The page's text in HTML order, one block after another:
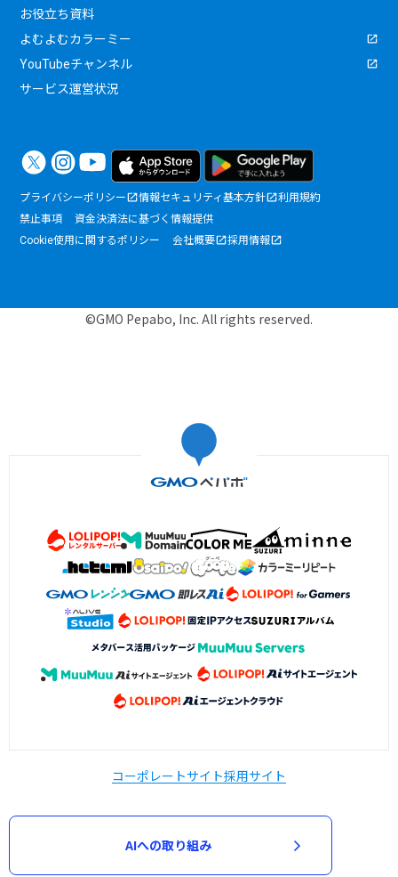
お役立ち資料
よむよむカラーミー
YouTubeチャンネル
サービス運営状況
プライバシーポリシー 情報セキュリティ基本方針
利用規約
禁止事項
資金決済法に基づく情報提供
Cookie使用に関するポリシー
会社概要 採用情報
©GMO Pepabo, Inc. All rights reserved.
コーポレートサイト採用サイト
AIへの取り組み